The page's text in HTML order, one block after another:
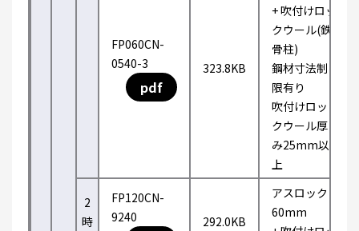
FP060CN-
0540-3
pdf
323.8KB
+ 吹付けロッ
クウール(鉄
骨柱)
鋼材寸法制
限有り
吹付けロッ
クウール厚
み25mm以
上
2
時
FP120CN-
9240
292.0KB
アスロック
60mm